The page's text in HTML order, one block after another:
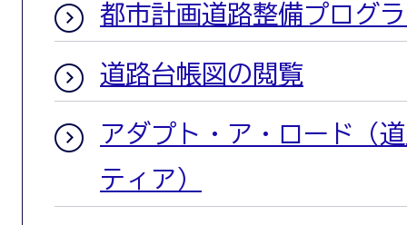
都市計画道路整備プログ
道路台帳図の閲覧
アダプト・ア・ロード（
ティア）